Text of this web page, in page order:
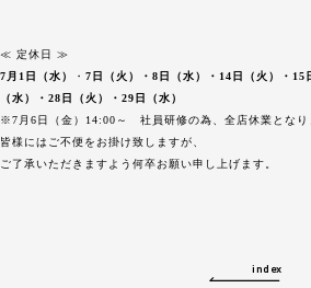
≪ 定休日 ≫
7月1日（水）
・ 7日（火）・8日（水）・14日（火）・15
（水）・28日（火）・29日（水）
※7月6日（金）14:00～ 社員研修の為、全店休業となり
皆様にはご不便をお掛け致しますが、
ご了承いただきますよう何卒お願い申し上げます。
index